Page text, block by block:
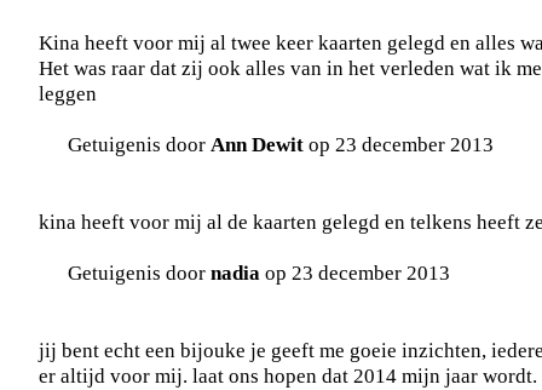
Kina heeft voor mij al twee keer kaarten gelegd en alles
Het was raar dat zij ook alles van in het verleden wat ik
leggen
Getuigenis door Ann Dewit op 23 december 2013
kina heeft voor mij al de kaarten gelegd en telkens heeft
Getuigenis door nadia op 23 december 2013
jij bent echt een bijouke je geeft me goeie inzichten,
er altijd voor mij. laat ons hopen dat 2014 mijn jaar